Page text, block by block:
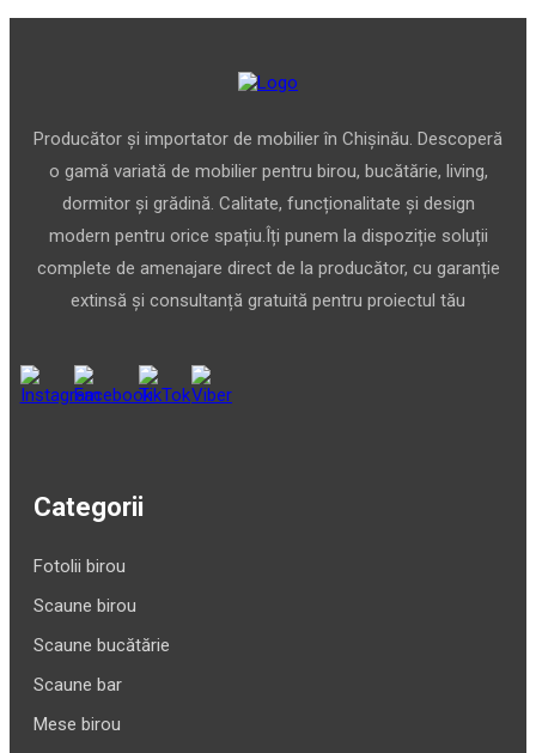
Producător și importator de mobilier în Chișinău. Descoperă
o gamă variată de mobilier pentru birou, bucătărie, living,
dormitor și grădină. Calitate, funcționalitate și design
modern pentru orice spațiu.Îți punem la dispoziție soluții
complete de amenajare direct de la producător, cu garanție
extinsă și consultanță gratuită pentru proiectul tău
Categorii
Fotolii birou
Scaune birou
Scaune bucătărie
Scaune bar
Mese birou